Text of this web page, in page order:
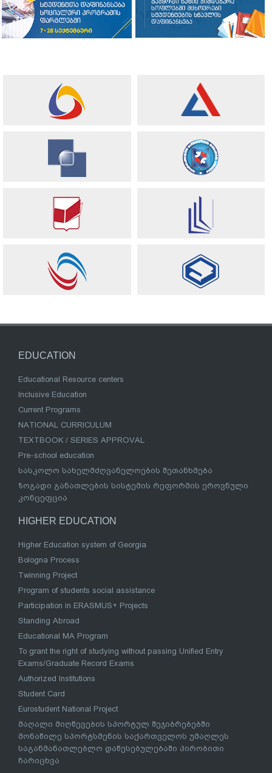
EDUCATION
Educational Resource centers
Inclusive Education
Current Programs
NATIONAL CURRICULUM
TEXTBOOK / SERIES APPROVAL
Pre-school education
სასკოლო სახელმძღვანელოების შეთანხმება
ზოგადი განათლების სისტემის რეფორმის ეროვნული
კონცეფცია
HIGHER EDUCATION
Higher Education system of Georgia
Bologna Process
Twinning Project
Program of students social assistance
Participation in ERASMUS+ Projects
Standing Abroad
Educational MA Program
To grant the right of studying without passing Unified Entry
Exams/Graduate Record Exams
Authorized Institutions
Student Card
Eurostudent National Project
მაღალი მიღწევების სპორტულ შეჯიბრებებში
მონაწილე სპორტსმენის საქართველოს უმაღლეს
საგანმანათლებლო დაწესებულებაში პირობითი
ჩარიცხვა